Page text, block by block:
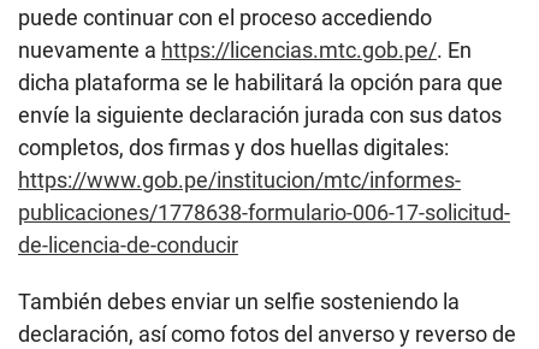
puede continuar con el proceso accediendo
nuevamente a https://licencias.mtc.gob.pe/. En
dicha plataforma se le habilitará la opción para que
envíe la siguiente declaración jurada con sus datos
completos, dos firmas y dos huellas digitales:
https://www.gob.pe/institucion/mtc/informes-
publicaciones/1778638-formulario-006-17-solicitud-
de-licencia-de-conducir
También debes enviar un selfie sosteniendo la
declaración, así como fotos del anverso y reverso de